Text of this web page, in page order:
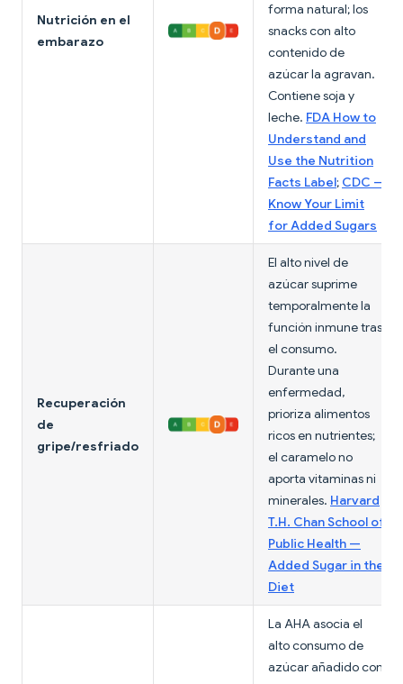
Nutrición en el
embarazo
forma natural; los
snacks con alto
contenido de
azúcar la agravan.
Contiene soja y
leche. FDA How to
Understand and
Use the Nutrition
Facts Label; CDC —
Know Your Limit
for Added Sugars
Recuperación
de
gripe/resfriado
El alto nivel de
azúcar suprime
temporalmente la
función inmune tras
el consumo.
Durante una
enfermedad,
prioriza alimentos
ricos en nutrientes;
el caramelo no
aporta vitaminas ni
minerales. Harvard
T.H. Chan School of
Public Health —
Added Sugar in the
Diet
La AHA asocia el
alto consumo de
azúcar añadido con